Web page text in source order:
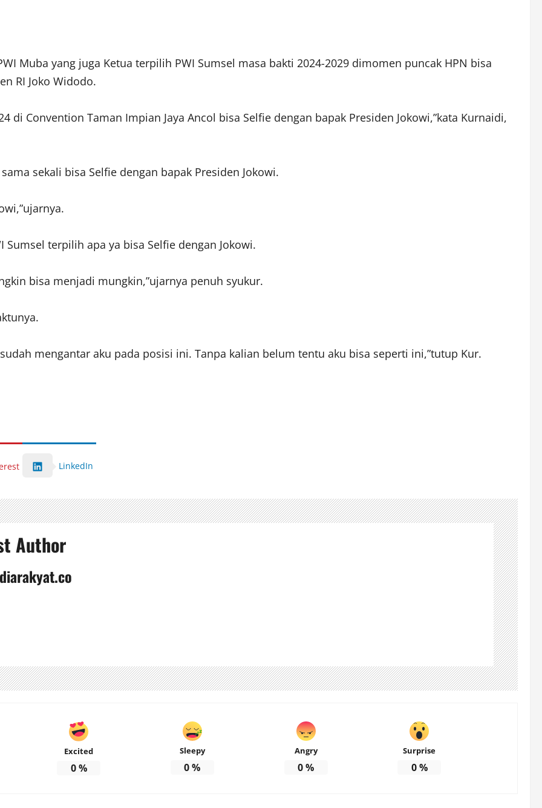
Muba yang juga Ketua terpilih PWI Sumsel masa bakti 2024-2029 dimomen puncak HPN bisa
RI Joko Widodo.
di Convention Taman Impian Jaya Ancol bisa Selfie dengan bapak Presiden Jokowi,”kata Kurnaidi,
sekali bisa Selfie dengan bapak Presiden Jokowi.
terpilih apa ya bisa Selfie dengan Jokowi.
bisa menjadi mungkin,”ujarnya penuh syukur.
mengantar aku pada posisi ini. Tanpa kalian belum tentu aku bisa seperti ini,”tutup Kur.
LinkedIn
Author
Excited
0%
Sleepy
0%
Angry
0%
Surprise
0%